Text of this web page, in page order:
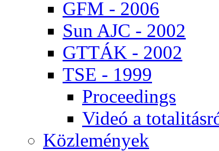
GFM - 2006
Sun AJC - 2002
GT­TÁK - 2002
TSE - 1999
Pro­ce­e­dings
Vi­deó a
Köz­le­mé­nyek